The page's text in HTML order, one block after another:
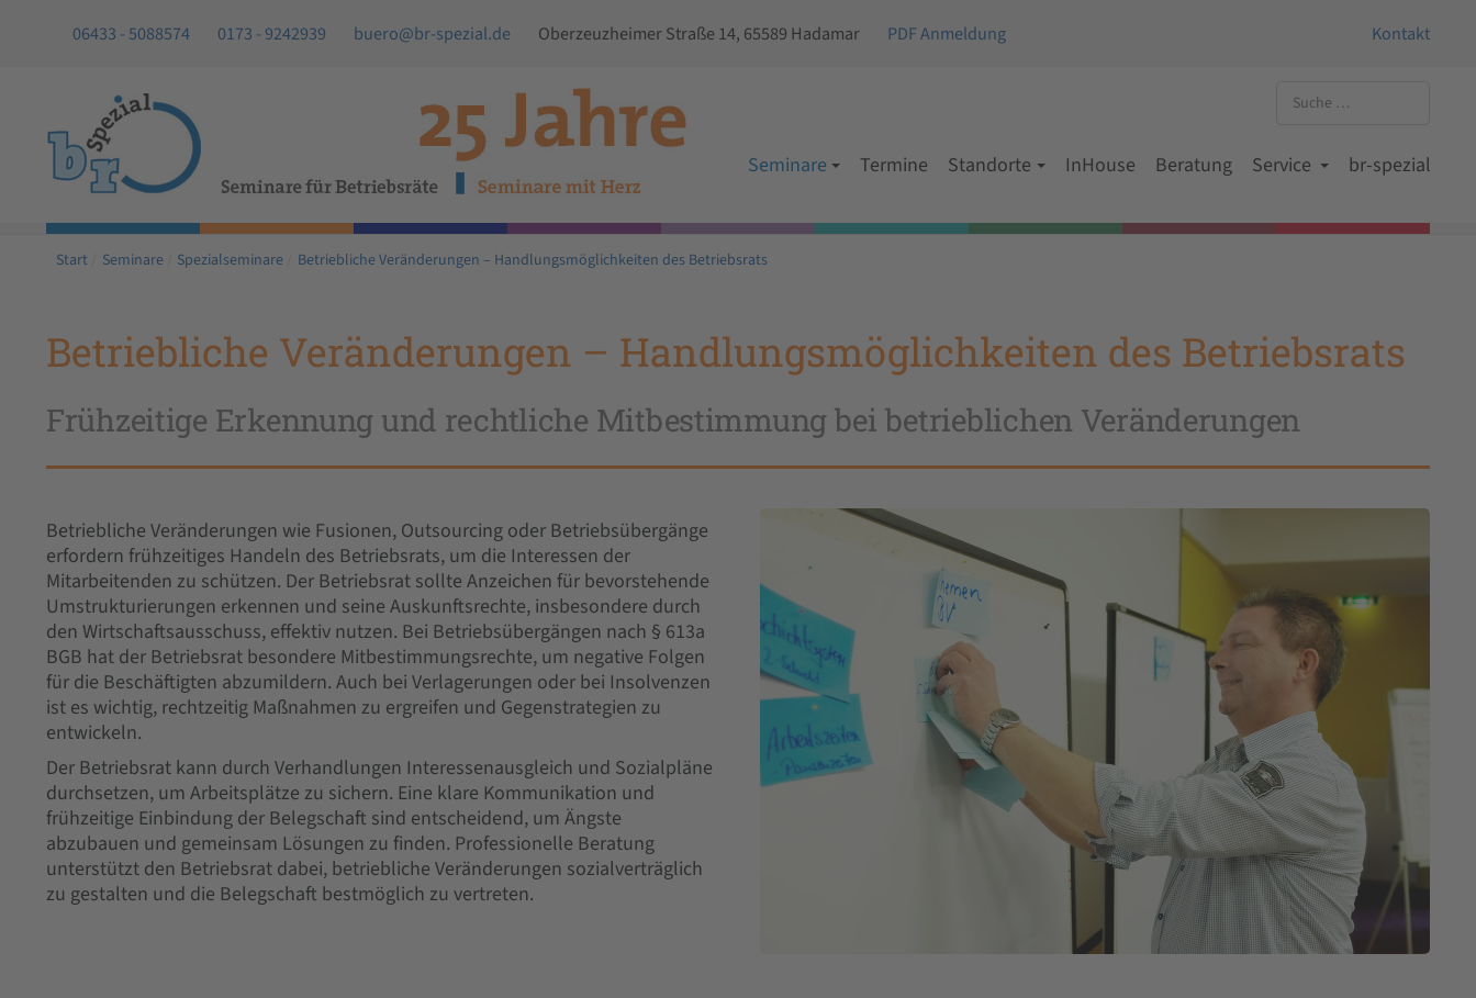
06433 - 5088574 0173 - 9242939 buero@br-spezial.de Oberzeuzheimer Straße 14, 65589 Hadamar PDF Anmeldung Kontakt
Seminare Termine Standorte InHouse Beratung Service br-spezial
Start Seminare Spezialseminare Betriebliche Veränderungen – Handlungsmöglichkeiten des Betriebsrats
Betriebliche Veränderungen – Handlungsmöglichkeiten des Betriebsrats
Frühzeitige Erkennung und rechtliche Mitbestimmung bei betrieblichen Veränderungen
Betriebliche Veränderungen wie Fusionen, Outsourcing oder Betriebsübergänge
erfordern frühzeitiges Handeln des Betriebsrats, um die Interessen der
Mitarbeitenden zu schützen. Der Betriebsrat sollte Anzeichen für bevorstehende
Umstrukturierungen erkennen und seine Auskunftsrechte, insbesondere durch
den Wirtschaftsausschuss, effektiv nutzen. Bei Betriebsübergängen nach § 613a
BGB hat der Betriebsrat besondere Mitbestimmungsrechte, um negative Folgen
für die Beschäftigten abzumildern. Auch bei Verlagerungen oder bei Insolvenzen
ist es wichtig, rechtzeitig Maßnahmen zu ergreifen und Gegenstrategien zu
entwickeln.
Der Betriebsrat kann durch Verhandlungen Interessenausgleich und Sozialpläne
durchsetzen, um Arbeitsplätze zu sichern. Eine klare Kommunikation und
frühzeitige Einbindung der Belegschaft sind entscheidend, um Ängste
abzubauen und gemeinsam Lösungen zu finden. Professionelle Beratung
unterstützt den Betriebsrat dabei, betriebliche Veränderungen sozialverträglich
zu gestalten und die Belegschaft bestmöglich zu vertreten.